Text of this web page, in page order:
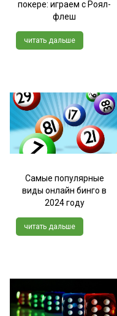
покере: играем с Роял-
флеш
читать дальше
Самые популярные
виды онлайн бинго в
2024 году
читать дальше